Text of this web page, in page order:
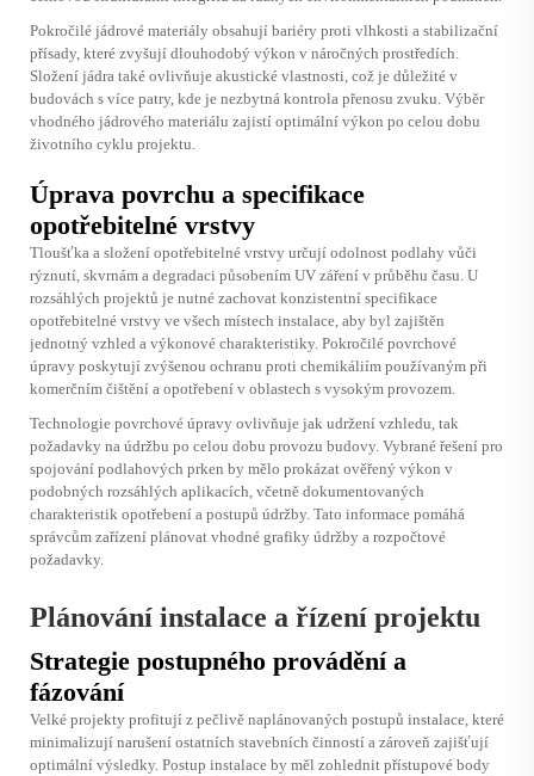
Pokročilé jádrové materiály obsahují bariéry proti vlhkosti a stabilizační
přísady, které zvyšují dlouhodobý výkon v náročných prostředích.
Složení jádra také ovlivňuje akustické vlastnosti, což je důležité v
budovách s více patry, kde je nezbytná kontrola přenosu zvuku. Výběr
vhodného jádrového materiálu zajistí optimální výkon po celou dobu
životního cyklu projektu.
Úprava povrchu a specifikace
opotřebitelné vrstvy
Tloušťka a složení opotřebitelné vrstvy určují odolnost podlahy vůči
rýznutí, skvrnám a degradaci působením UV záření v průběhu času. U
rozsáhlých projektů je nutné zachovat konzistentní specifikace
opotřebitelné vrstvy ve všech místech instalace, aby byl zajištěn
jednotný vzhled a výkonové charakteristiky. Pokročilé povrchové
úpravy poskytují zvýšenou ochranu proti chemikáliím používaným při
komerčním čištění a opotřebení v oblastech s vysokým provozem.
Technologie povrchové úpravy ovlivňuje jak udržení vzhledu, tak
požadavky na údržbu po celou dobu provozu budovy. Vybrané řešení pro
spojování podlahových prken by mělo prokázat ověřený výkon v
podobných rozsáhlých aplikacích, včetně dokumentovaných
charakteristik opotřebení a postupů údržby. Tato informace pomáhá
správcům zařízení plánovat vhodné grafiky údržby a rozpočtové
požadavky.
Plánování instalace a řízení projektu
Strategie postupného provádění a
fázování
Velké projekty profitují z pečlivě naplánovaných postupů instalace, které
minimalizují narušení ostatních stavebních činností a zároveň zajišťují
optimální výsledky. Postup instalace by měl zohlednit přístupové body